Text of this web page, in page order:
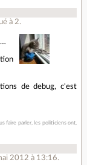
à 2.
…
de debug, c'est
faire parler, les politiciens ont,
2012 à 13:16.